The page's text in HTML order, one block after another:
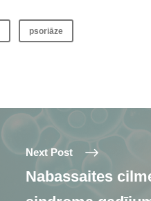
psoriāze
Next Post
Nabassaites